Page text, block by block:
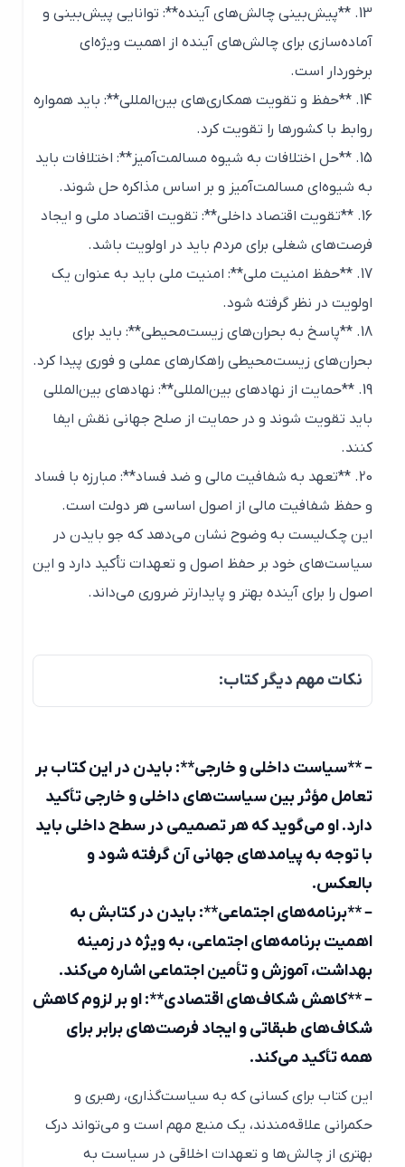
13. **پیش‌بینی چالش‌های آینده**: توانایی پیش‌بینی و
آماده‌سازی برای چالش‌های آینده از اهمیت ویژه‌ای
برخوردار است.
14. **حفظ و تقویت همکاری‌های بین‌المللی**: باید همواره
روابط با کشورها را تقویت کرد.
15. **حل اختلافات به شیوه مسالمت‌آمیز**: اختلافات باید
به شیوه‌ای مسالمت‌آمیز و بر اساس مذاکره حل شوند.
16. **تقویت اقتصاد داخلی**: تقویت اقتصاد ملی و ایجاد
فرصت‌های شغلی برای مردم باید در اولویت باشد.
17. **حفظ امنیت ملی**: امنیت ملی باید به عنوان یک
اولویت در نظر گرفته شود.
18. **پاسخ به بحران‌های زیست‌محیطی**: باید برای
بحران‌های زیست‌محیطی راهکارهای عملی و فوری پیدا کرد.
19. **حمایت از نهادهای بین‌المللی**: نهادهای بین‌المللی
باید تقویت شوند و در حمایت از صلح جهانی نقش ایفا
کنند.
20. **تعهد به شفافیت مالی و ضد فساد**: مبارزه با فساد
و حفظ شفافیت مالی از اصول اساسی هر دولت است.
این چک‌لیست به وضوح نشان می‌دهد که جو بایدن در
سیاست‌های خود بر حفظ اصول و تعهدات تأکید دارد و این
اصول را برای آینده بهتر و پایدارتر ضروری می‌داند.
نکات مهم دیگر کتاب:
– **سیاست داخلی و خارجی**: بایدن در این کتاب بر
تعامل مؤثر بین سیاست‌های داخلی و خارجی تأکید
دارد. او می‌گوید که هر تصمیمی در سطح داخلی باید
با توجه به پیامدهای جهانی آن گرفته شود و
بالعکس.
– **برنامه‌های اجتماعی**: بایدن در کتابش به
اهمیت برنامه‌های اجتماعی، به ویژه در زمینه
بهداشت، آموزش و تأمین اجتماعی اشاره می‌کند.
– **کاهش شکاف‌های اقتصادی**: او بر لزوم کاهش
شکاف‌های طبقاتی و ایجاد فرصت‌های برابر برای
همه تأکید می‌کند.
این کتاب برای کسانی که به سیاست‌گذاری، رهبری و
حکمرانی علاقه‌مندند، یک منبع مهم است و می‌تواند درک
بهتری از چالش‌ها و تعهدات اخلاقی در سیاست به